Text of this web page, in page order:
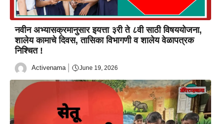
नवीन अभ्यासक्रमानुसार इयत्ता ३री ते ८वी साठी विषययोजना,
शालेय कामाचे दिवस, तासिका विभागणी व शालेय वेळापत्रक
निश्चित !
Activenama June 19, 2026